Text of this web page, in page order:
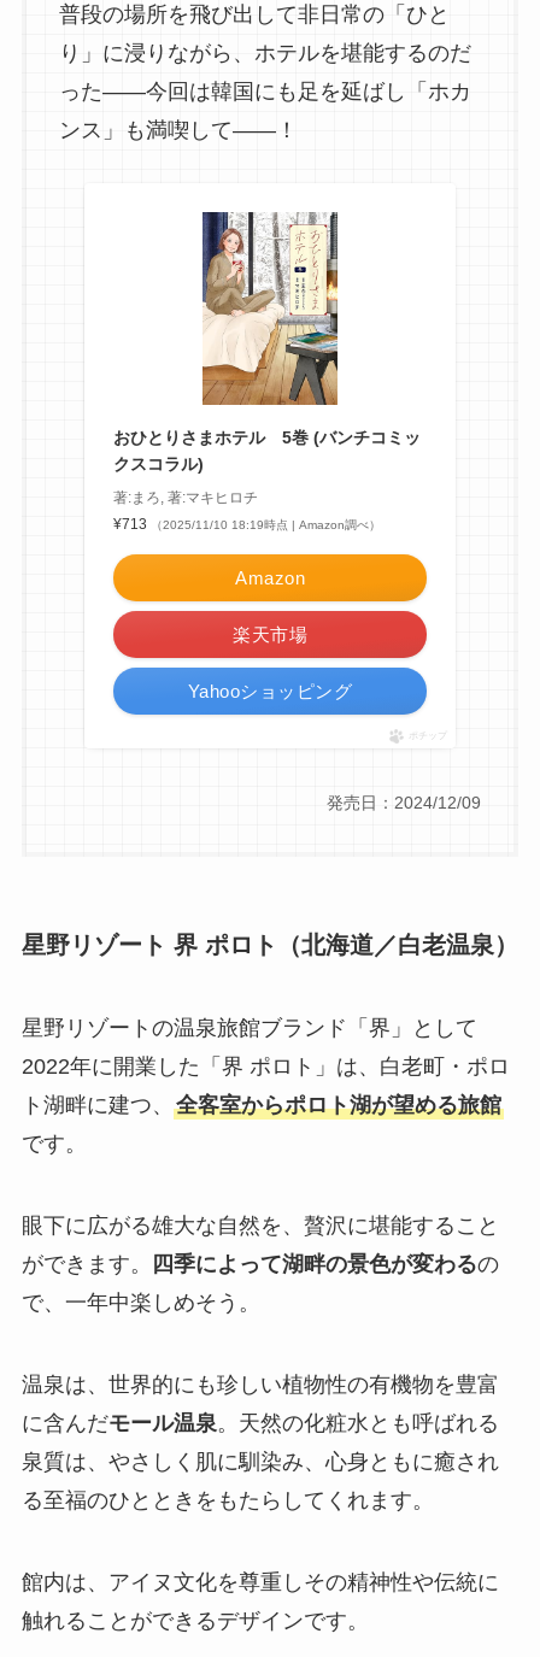
普段の場所を飛び出して非日常の「ひと
り」に浸りながら、ホテルを堪能するのだ
った――今回は韓国にも足を延ばし「ホカ
ンス」も満喫して――！
おひとりさまホテル 5巻 (バンチコミッ
クスコラル)
著:まろ, 著:マキヒロチ
¥713
（2025/11/10 18:19時点 | Amazon調べ）
Amazon
楽天市場
Yahooショッピング
ポチップ
発売日：2024/12/09
星野リゾート 界 ポロト（北海道／白老温泉）
星野リゾートの温泉旅館ブランド「界」として
2022年に開業した「界 ポロト」は、白老町・ポロ
ト湖畔に建つ、 全客室からポロト湖が望める旅館
です。
眼下に広がる雄大な自然を、贅沢に堪能すること
ができます。
四季によって湖畔の景色が変わるの
で、一年中楽しめそう。
温泉は、世界的にも珍しい植物性の有機物を豊富
に含んだモール温泉。天然の化粧水とも呼ばれる
泉質は、やさしく肌に馴染み、心身ともに癒され
る至福のひとときをもたらしてくれます。
館内は、アイヌ文化を尊重しその精神性や伝統に
触れることができるデザインです。